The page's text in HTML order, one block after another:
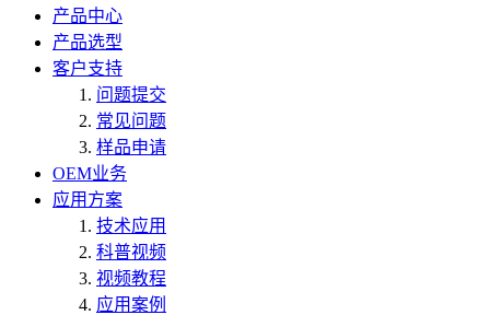
产品中心
产品选型
客户支持
问题提交
常见问题
样品申请
OEM业务
应用方案
技术应用
科普视频
视频教程
应用案例